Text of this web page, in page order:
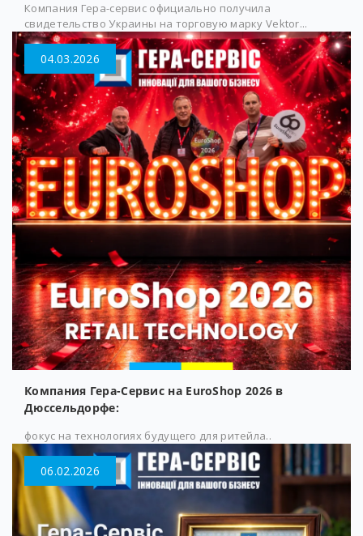
Компания Гера-сервис официально получила
свидетельство Украины на торговую марку Vektor...
04.03.2026
Компания Гера-Сервис на EuroShop 2026 в
Дюссельдорфе:
фокус на технологиях будущего для ритейла..
06.02.2026